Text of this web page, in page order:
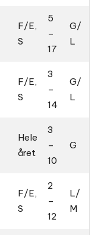
F/E,
S
5
–
17
G/
L
F/E,
S
3
–
14
G/
L
Hele
året
3
–
10
G
F/E,
S
2
–
12
L/
M